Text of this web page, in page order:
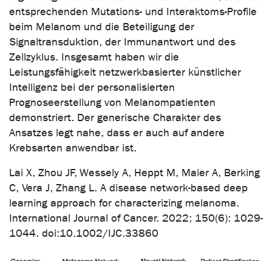
entsprechenden Mutations- und Interaktoms-Profile
beim Melanom und die Beteiligung der
Signaltransduktion, der Immunantwort und des
Zellzyklus. Insgesamt haben wir die
Leistungsfähigkeit netzwerkbasierter künstlicher
Intelligenz bei der personalisierten
Prognoseerstellung von Melanompatienten
demonstriert. Der generische Charakter des
Ansatzes legt nahe, dass er auch auf andere
Krebsarten anwendbar ist.
Lai X, Zhou JF, Wessely A, Heppt M, Maier A, Berking
C, Vera J, Zhang L. A disease network-based deep
learning approach for characterizing melanoma.
International Journal of Cancer. 2022; 150(6): 1029-
1044. doi:10.1002/IJC.33860